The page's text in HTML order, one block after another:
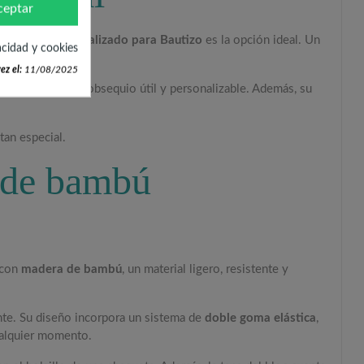
Bambú Personalizado para Bautizo es la opción ideal. Un
con un obsequio útil y personalizable. Además, su
especial.
bambú
madera de bambú, un material ligero, resistente y
Su diseño incorpora un sistema de doble goma elástica,
momento.
y cookies
el: 11/08/2025